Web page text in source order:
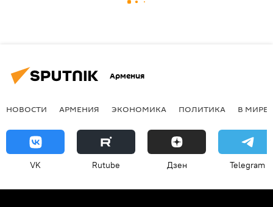
Армения
НОВОСТИ АРМЕНИЯ ЭКОНОМИКА ПОЛИТИКА В МИРЕ
VK Rutube Дзен Telegram